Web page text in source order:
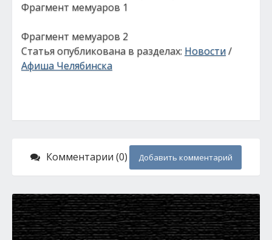
Фрагмент мемуаров 1
Фрагмент мемуаров 2
Статья опубликована в разделах: Новости/
Афиша Челябинска
Комментарии (0) Добавить комментарий